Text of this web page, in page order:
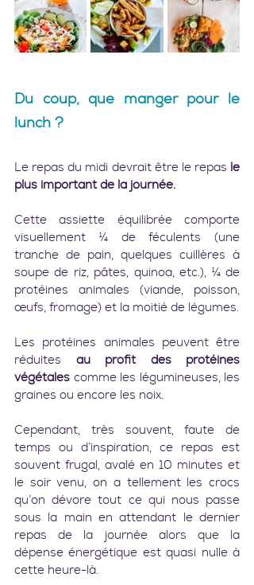
Du coup, que manger pour le
lunch ?
Le repas du midi devrait être le repas le
plus important de la journée.
Cette assiette équilibrée comporte
visuellement ¼ de féculents (une
tranche de pain, quelques cuillères à
soupe de riz, pâtes, quinoa, etc.), ¼ de
protéines animales (viande, poisson,
œufs, fromage) et la moitié de légumes.
Les protéines animales peuvent être
réduites au profit des protéines
végétales comme les légumineuses, les
graines ou encore les noix.
Cependant, très souvent, faute de
temps ou d’inspiration, ce repas est
souvent frugal, avalé en 10 minutes et
le soir venu, on a tellement les crocs
qu’on dévore tout ce qui nous passe
sous la main en attendant le dernier
repas de la journée alors que la
dépense énergétique est quasi nulle à
cette heure-là.